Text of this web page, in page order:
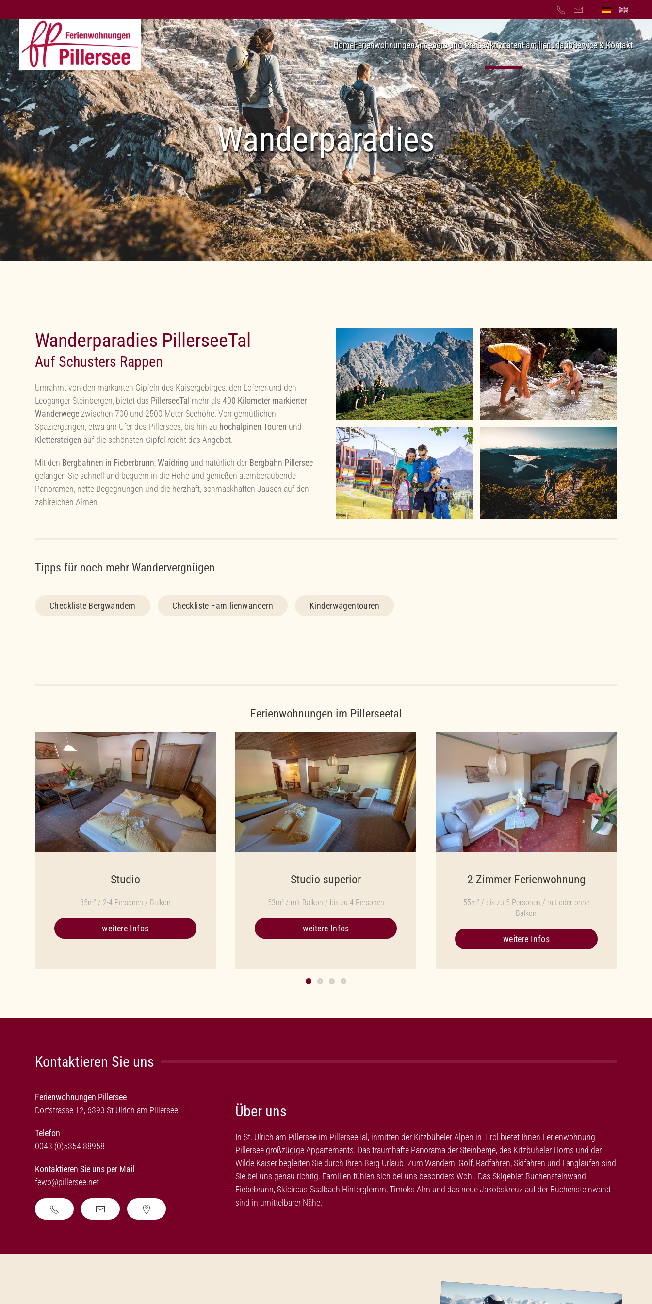
Skip to main content
HomeFerienwohnungenAngebote und PreiseAktivitätenFamilienurlaubService & Kontakt
Wanderparadies
Wanderparadies PillerseeTal
Auf Schusters Rappen
Umrahmt von den markanten Gipfeln des Kaisergebirges, den Loferer und den
Leoganger Steinbergen, bietet das PillerseeTal mehr als 400 Kilometer markierter
Wanderwege zwischen 700 und 2500 Meter Seehöhe. Von gemütlichen
Spaziergängen, etwa am Ufer des Pillersees, bis hin zu hochalpinen Touren und
Klettersteigen auf die schönsten Gipfel reicht das Angebot.
Mit den Bergbahnen in Fieberbrunn,Waidring und natürlich der Bergbahn Pillersee
gelangen Sie schnell und bequem in die Höhe und genießen atemberaubende
Panoramen, nette Begegnungen und die herzhaft, schmackhaften Jausen auf den
zahlreichen Almen.
Tipps für noch mehr Wandervergnügen
Checkliste Bergwandern Checkliste Familienwandern Kinderwagentouren
Ferienwohnungen im Pillerseetal
Studio
35m² / 2-4 Personen / Balkon
weitere Infos
Studio superior
53m² / mit Balkon / bis zu 4 Personen
weitere Infos
2-Zimmer Ferienwohnung
55m² / bis zu 5 Personen / mit oder ohne
Balkon
weitere Infos
Kontaktieren Sie uns
Ferienwohnungen Pillersee
Dorfstrasse 12, 6393 St Ulrich am Pillersee
Telefon
0043 (0)5354 88958
Kontaktieren Sie uns per Mail
fewo@pillersee.net
Über uns
In St. Ulrich am Pillersee im PillerseeTal, inmitten der Kitzbüheler Alpen in Tirol bietet Ihnen Ferienwohnung
Pillersee großzügige Appartements. Das traumhafte Panorama der Steinberge, des Kitzbüheler Horns und der
Wilde Kaiser begleiten Sie durch Ihren Berg Urlaub. Zum Wandern, Golf, Radfahren, Skifahren und Langlaufen sind
Sie bei uns genau richtig. Familien fühlen sich bei uns besonders Wohl. Das Skigebiet Buchensteinwand,
Fiebebrunn, Skicircus Saalbach Hinterglemm, Timoks Alm und das neue Jakobskreuz auf der Buchensteinwand
sind in umittelbarer Nähe.